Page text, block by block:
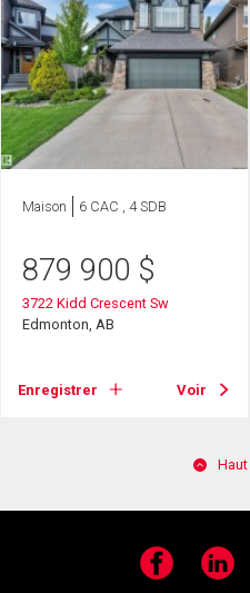
Maison 6 CAC , 4 SDB
879 900 $
3722 Kidd Crescent Sw
Edmonton, AB
Enregistrer Voir
Facebook LinkedIn